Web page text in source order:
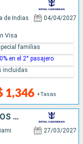
de Indias 04/04/2027
1,346 +Tasas
Visa
familias
en el 2° pasajero
incluidas
SAN MARTÍN, BAHAMAS, ESTADOS UNIDOS
27/03/2027